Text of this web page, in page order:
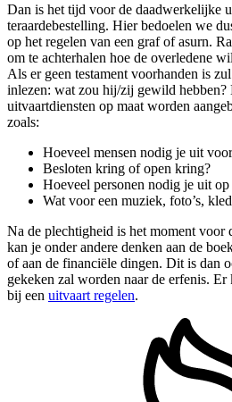
Dan is het tijd voor de daadwerkelijke
teraardebestelling. Hier bedoelen we
op het regelen van een graf of asurn.
om te achterhalen hoe de overledene
Als er geen testament voorhanden is
inlezen: wat zou hij/zij gewild
uitvaartdiensten op maat worden
zoals:
Hoeveel mensen nodig je uit
Besloten kring of open kring?
Hoeveel personen nodig je uit
Wat voor een muziek, foto’s,
Na de plechtigheid is het moment voor
kan je onder andere denken aan de
of aan de financiële dingen. Dit is dan
gekeken zal worden naar de erfenis.
bij een uitvaart regelen.